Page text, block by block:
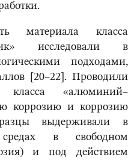
материала класса
исследовали в
подходами,
[20–22]. Проводили
класса «алюминий–
коррозию и коррозию
выдерживали в
средах в свободном
и под действием